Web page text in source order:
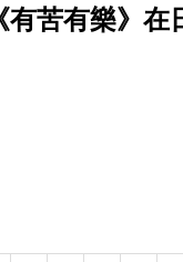
苦有樂》在